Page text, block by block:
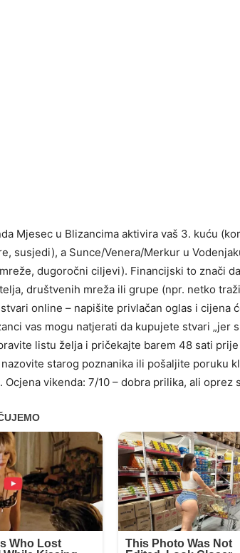
Mjesec u Blizancima aktivira vaš 3. kuću
susjedi), a Sunce/Venera/Merkur u
dugoročni ciljevi). Financijski to znači
društvenih mreža ili grupe (npr. netko
online – napišite privlačan oglas i cijena
vas mogu natjerati da kupujete stvari „jer
listu želja i pričekajte barem 48 sati
starog poznanika ili pošaljite poruku
Ocjena vikenda: 7/10 – dobra prilika, ali oprez